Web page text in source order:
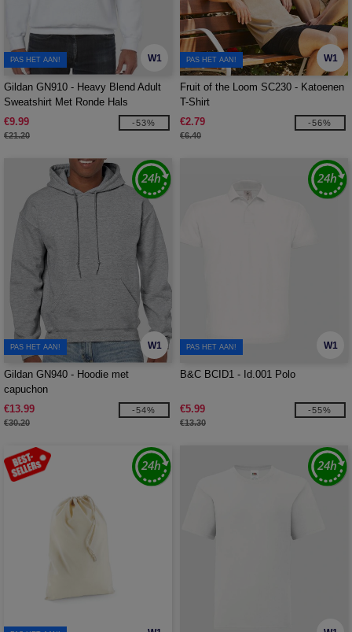
W1
PAS HET AAN!
Gildan GN910 - Heavy Blend Adult
Sweatshirt Met Ronde Hals
€9.99
€21.20
-53%
W1
PAS HET AAN!
Fruit of the Loom SC230 - Katoenen
T-Shirt
€2.79
€6.40
-56%
W1
PAS HET AAN!
Gildan GN940 - Hoodie met
capuchon
€13.99
€30.20
-54%
W1
PAS HET AAN!
B&C BCID1 - Id.001 Polo
€5.99
€13.30
-55%